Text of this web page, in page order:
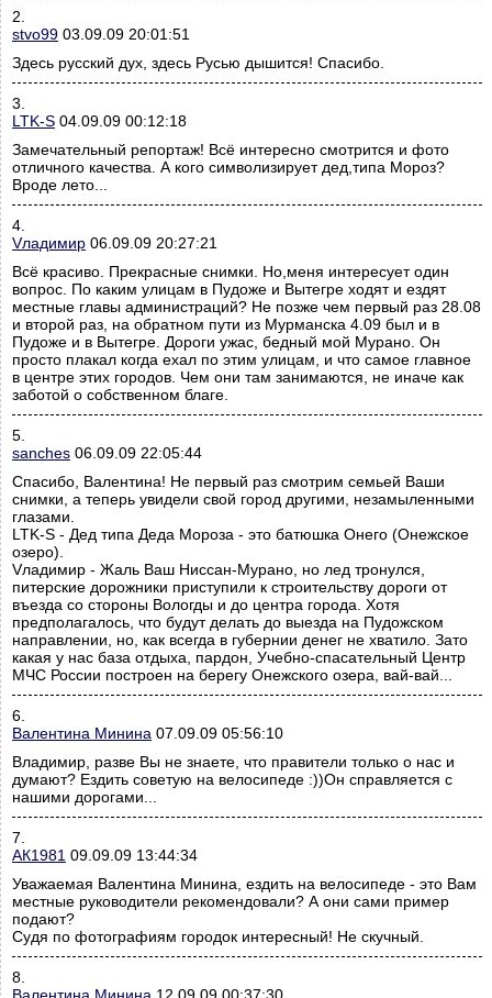
2.
stvo99 03.09.09 20:01:51
Здесь русский дух, здесь Русью дышится! Спасибо.
3.
LTK-S 04.09.09 00:12:18
Замечательный репортаж! Всё интересно смотрится и фото
отличного качества. А кого символизирует дед,типа Мороз?
Вроде лето...
4.
Vладимир 06.09.09 20:27:21
Всё красиво. Прекрасные снимки. Но,меня интересует один
вопрос. По каким улицам в Пудоже и Вытегре ходят и ездят
местные главы администраций? Не позже чем первый раз 28.08
и второй раз, на обратном пути из Мурманска 4.09 был и в
Пудоже и в Вытегре. Дороги ужас, бедный мой Мурано. Он
просто плакал когда ехал по этим улицам, и что самое главное
в центре этих городов. Чем они там занимаются, не иначе как
заботой о собственном благе.
5.
sanches 06.09.09 22:05:44
Спасибо, Валентина! Не первый раз смотрим семьей Ваши
снимки, а теперь увидели свой город другими, незамыленными
глазами.
LTK-S - Дед типа Деда Мороза - это батюшка Онего (Онежское
озеро).
Vладимир - Жаль Ваш Ниссан-Мурано, но лед тронулся,
питерские дорожники приступили к строительству дороги от
въезда со стороны Вологды и до центра города. Хотя
предполагалось, что будут делать до выезда на Пудожском
направлении, но, как всегда в губернии денег не хватило. Зато
какая у нас база отдыха, пардон, Учебно-спасательный Центр
МЧС России построен на берегу Онежского озера, вай-вай...
6.
Валентина Минина 07.09.09 05:56:10
Владимир, разве Вы не знаете, что правители только о нас и
думают? Ездить советую на велосипеде :))Он справляется с
нашими дорогами...
7.
АК1981 09.09.09 13:44:34
Уважаемая Валентина Минина, ездить на велосипеде - это Вам
местные руководители рекомендовали? А они сами пример
подают?
Судя по фотографиям городок интересный! Не скучный.
8.